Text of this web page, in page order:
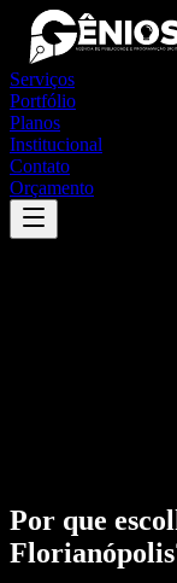
Serviços
Portfólio
Planos
Institucional
Contato
Orçamento
Por que
Florianópolis